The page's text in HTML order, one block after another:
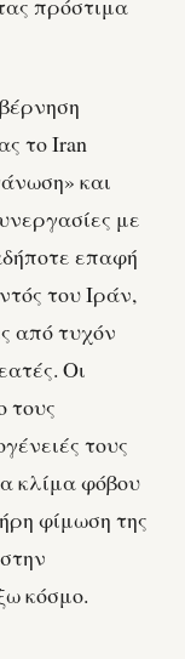
πρόστιμα
το Iran
και
με
επαφή
του Ιράν,
από τυχόν
Οι
τους
τους
κλίμα φόβου
φίμωση της
κόσμο.